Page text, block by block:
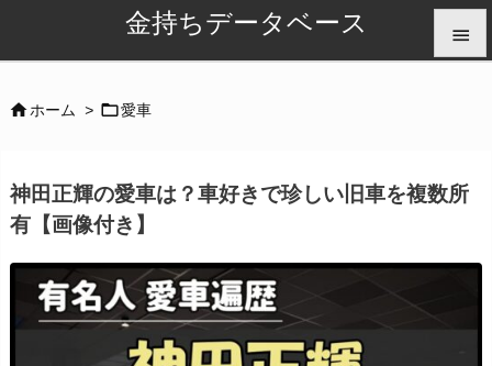
金持ちデータベース 


ホーム > 愛車
神田正輝の愛車は？車好きで珍しい旧車を複数所
有【画像付き】